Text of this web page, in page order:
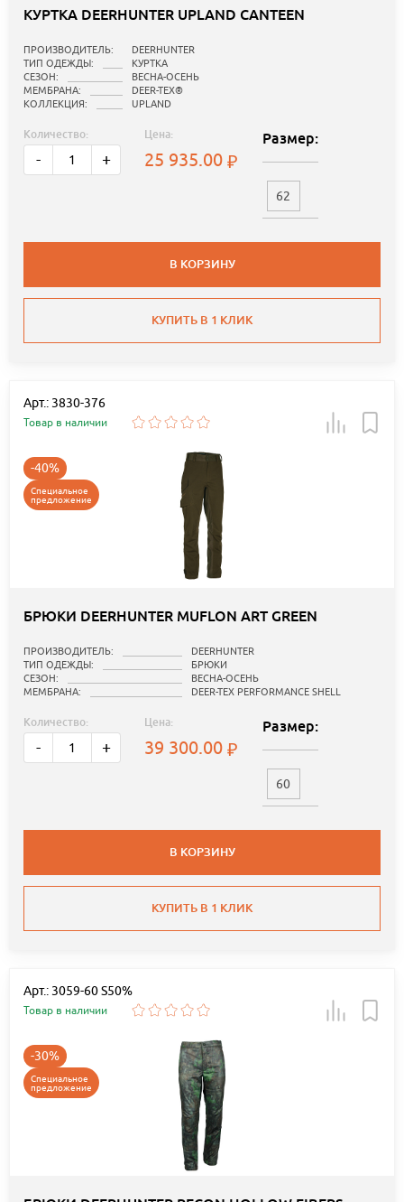
КУРТКА DEERHUNTER UPLAND CANTEEN
ПРОИЗВОДИТЕЛЬ:
DEERHUNTER
ТИП ОДЕЖДЫ:
КУРТКА
СЕЗОН:
ВЕСНА-ОСЕНЬ
МЕМБРАНА:
DEER-TEX®
КОЛЛЕКЦИЯ:
UPLAND
Количество:
- +
Цена:
25 935.00
Размер:
62
В КОРЗИНУ
КУПИТЬ В 1 КЛИК
Арт.: 3830-376
Товар в наличии
-40%
Специальное
предложение
БРЮКИ DEERHUNTER MUFLON ART GREEN
ПРОИЗВОДИТЕЛЬ:
DEERHUNTER
ТИП ОДЕЖДЫ:
БРЮКИ
СЕЗОН:
ВЕСНА-ОСЕНЬ
МЕМБРАНА:
DEER-TEX PERFORMANCE SHELL
Количество:
- +
Цена:
39 300.00
Размер:
60
В КОРЗИНУ
КУПИТЬ В 1 КЛИК
Арт.: 3059-60 S50%
Товар в наличии
-30%
Специальное
предложение